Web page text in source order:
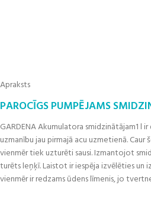
Apraksts
PAROCĪGS PUMPĒJAMS
GARDENA Akumulatora smidzinātājam1 l
uzmanību jau pirmajā acu uzmetienā.
vienmēr tiek uzturēti sausi. Izmantojot
turēts leņķī. Laistot ir iespēja izvēlēties un
vienmēr ir redzams ūdens līmenis, jo